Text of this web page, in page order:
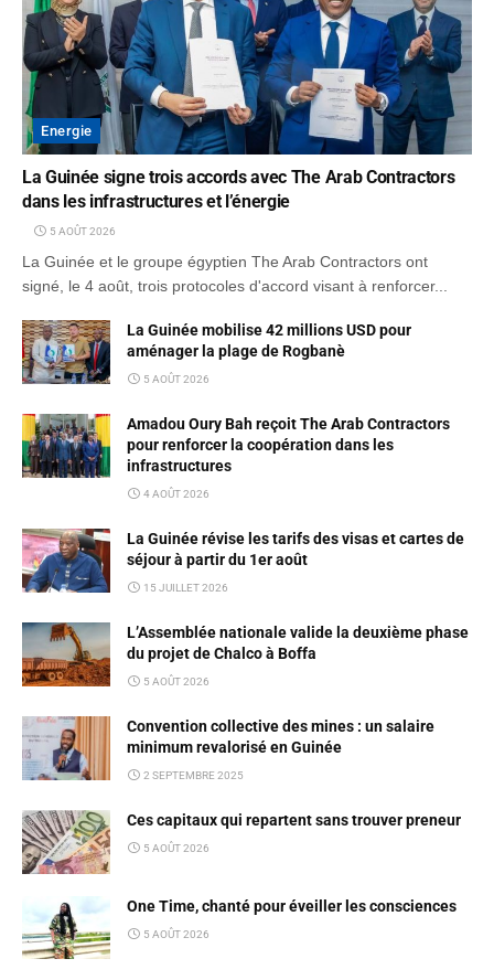
Energie
La Guinée signe trois accords avec The Arab Contractors
dans les infrastructures et l’énergie
5 AOÛT 2026
La Guinée et le groupe égyptien The Arab Contractors ont
signé, le 4 août, trois protocoles d'accord visant à renforcer...
La Guinée mobilise 42 millions USD pour
aménager la plage de Rogbanè
5 AOÛT 2026
Amadou Oury Bah reçoit The Arab Contractors
pour renforcer la coopération dans les
infrastructures
4 AOÛT 2026
La Guinée révise les tarifs des visas et cartes de
séjour à partir du 1er août
15 JUILLET 2026
L’Assemblée nationale valide la deuxième phase
du projet de Chalco à Boffa
5 AOÛT 2026
Convention collective des mines : un salaire
minimum revalorisé en Guinée
2 SEPTEMBRE 2025
Ces capitaux qui repartent sans trouver preneur
5 AOÛT 2026
One Time, chanté pour éveiller les consciences
5 AOÛT 2026